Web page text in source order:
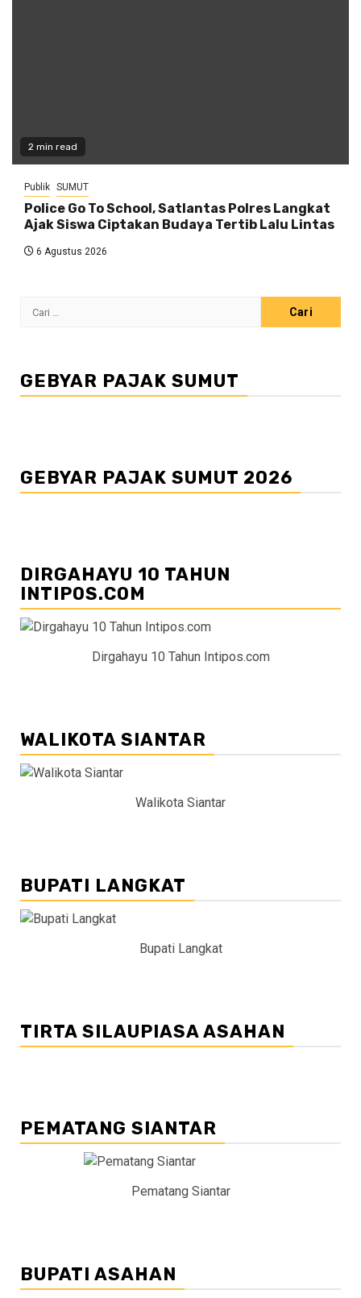
2 min read
Publik SUMUT
Police Go To School, Satlantas Polres Langkat
Ajak Siswa Ciptakan Budaya Tertib Lalu Lintas
6 Agustus 2026
Cari
GEBYAR PAJAK SUMUT
GEBYAR PAJAK SUMUT 2026
DIRGAHAYU 10 TAHUN
INTIPOS.COM
Dirgahayu 10 Tahun Intipos.com
WALIKOTA SIANTAR
Walikota Siantar
BUPATI LANGKAT
Bupati Langkat
TIRTA SILAUPIASA ASAHAN
PEMATANG SIANTAR
Pematang Siantar
BUPATI ASAHAN